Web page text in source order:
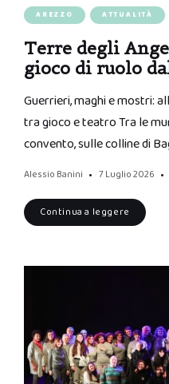
AREZZO ATTUALITÀ
Terre degli
gioco di ruolo
Guerrieri, maghi e mostri:
tra gioco e teatro Tra le
convento, sulle colline di
Alessio Banini 7 Luglio 2026
Continua a leggere